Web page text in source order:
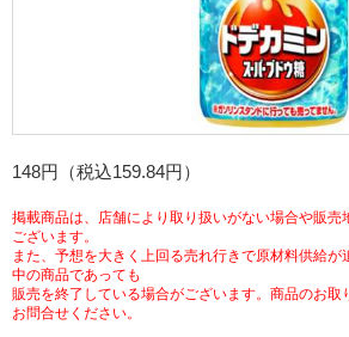
食の安全・安心への取組み
プリペイドカード・金券
ニンテンドー・ダウンロードカード
マルチコピー機でできること
マルチコピー機でできることトップ
プリント
スキャン
切手・はがき・印紙
セブン銀行ATM
チケットサービス
セブンチケット
チケットぴあ
タワーレコード
停電時のサービス停止のお知らせ
会社概要
貸借対照表・損益計算書
サステナビリティトップ
サステナビリティ活動基本方針
サステナビリティ推進体制
アルバイト情報
店舗検索
ネットシ
148円（税込159.84円）
掲載商品は、店舗により取り扱いがない場合や販売
ございます。
また、予想を大きく上回る売れ行きで原材料供給が
中の商品であっても
販売を終了している場合がございます。商品のお取
お問合せください。